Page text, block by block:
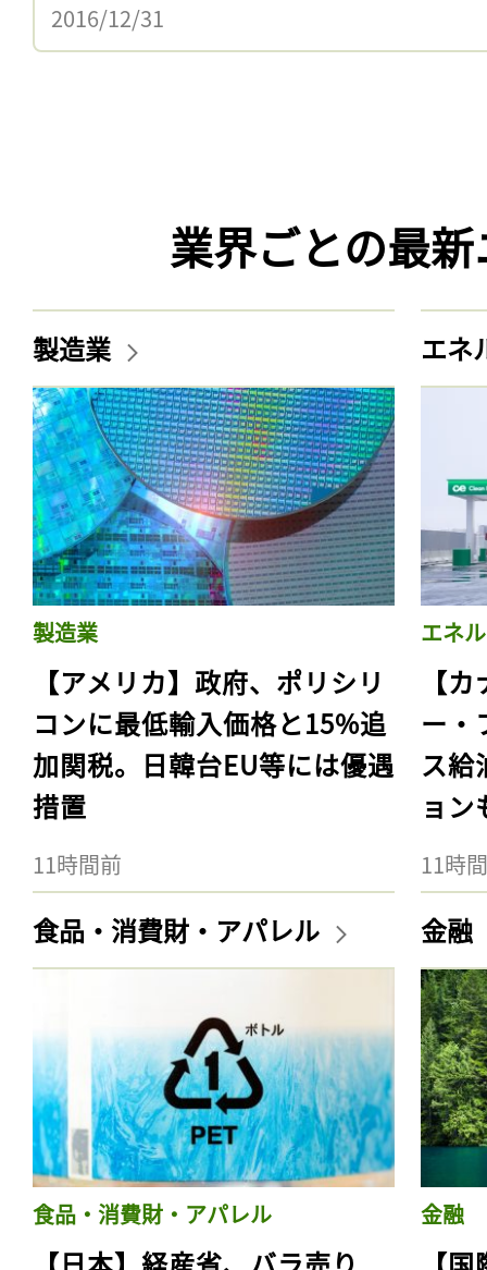
2016/12/31
業界ごとの最
製造業
製造業
【アメリカ】政府、ポリシリ
コンに最低輸入価格と15%追
加関税。日韓台EU等には優遇
措置
11時間前
エネ
エネ
【
ー・
ス給
ョン
11時
食品・消費財・アパレル
食品・消費財・アパレル
金融
金融